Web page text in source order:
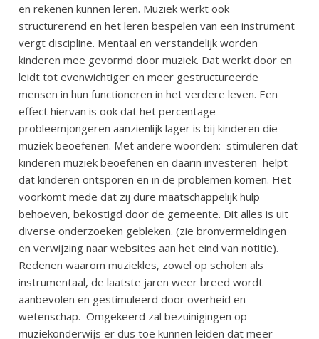
en rekenen kunnen leren. Muziek werkt ook
structurerend en het leren bespelen van een instrument
vergt discipline. Mentaal en verstandelijk worden
kinderen mee gevormd door muziek. Dat werkt door en
leidt tot evenwichtiger en meer gestructureerde
mensen in hun functioneren in het verdere leven. Een
effect hiervan is ook dat het percentage
probleemjongeren aanzienlijk lager is bij kinderen die
muziek beoefenen. Met andere woorden: stimuleren dat
kinderen muziek beoefenen en daarin investeren helpt
dat kinderen ontsporen en in de problemen komen. Het
voorkomt mede dat zij dure maatschappelijk hulp
behoeven, bekostigd door de gemeente. Dit alles is uit
diverse onderzoeken gebleken. (zie bronvermeldingen
en verwijzing naar websites aan het eind van notitie).
Redenen waarom muziekles, zowel op scholen als
instrumentaal, de laatste jaren weer breed wordt
aanbevolen en gestimuleerd door overheid en
wetenschap. Omgekeerd zal bezuinigingen op
muziekonderwijs er dus toe kunnen leiden dat meer